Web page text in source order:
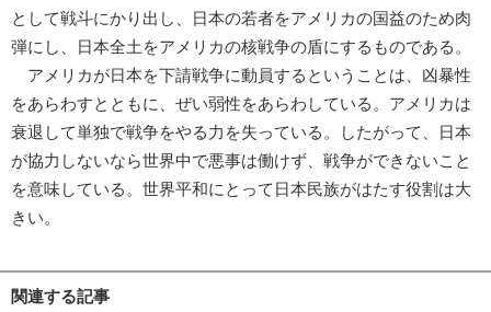
として戦斗にかり出し、日本の若者をアメリカの国益のため肉
弾にし、日本全土をアメリカの核戦争の盾にするものである。
アメリカが日本を下請戦争に動員するということは、凶暴性
をあらわすとともに、ぜい弱性をあらわしている。アメリカは
衰退して単独で戦争をやる力を失っている。したがって、日本
が協力しないなら世界中で悪事は働けず、戦争ができないこと
を意味している。世界平和にとって日本民族がはたす役割は大
きい。
関連する記事